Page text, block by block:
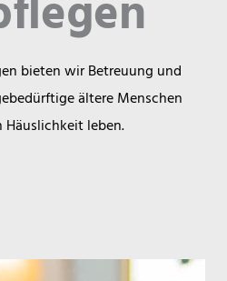
bieten wir Betreuung und
ältere Menschen
leben.